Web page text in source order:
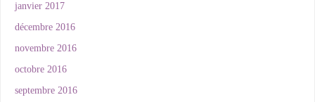
janvier 2017
décembre 2016
novembre 2016
octobre 2016
septembre 2016